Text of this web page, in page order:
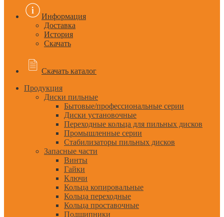
Информация
Доставка
История
Скачать
Скачать каталог
Продукция
Диски пильные
Бытовые/профессиональные серии
Диски установочные
Переходные кольца для пильных дисков
Промышленные серии
Стабилизаторы пильных дисков
Запасные части
Винты
Гайки
Ключи
Кольца копировальные
Кольца переходные
Кольца проставочные
Подшипники